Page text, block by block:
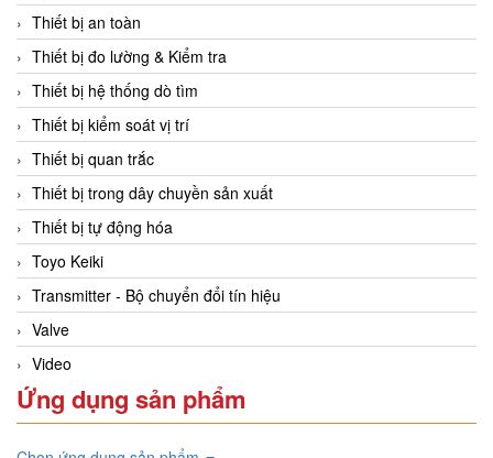
Thiết bị an toàn
Thiết bị đo lường & Kiểm tra
Thiết bị hệ thống dò tìm
Thiết bị kiểm soát vị trí
Thiết bị quan trắc
Thiết bị trong dây chuyền sản xuất
Thiết bị tự động hóa
Toyo Keiki
Transmitter - Bộ chuyển đổi tín hiệu
Valve
Video
Ứng dụng sản phẩm